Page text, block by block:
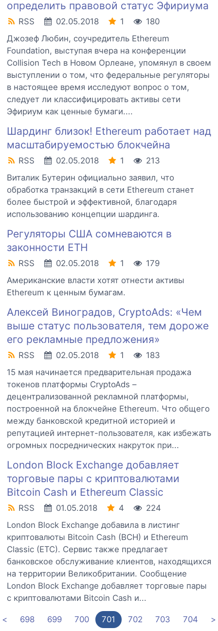
определить правовой статус Эфириума
RSS 02.05.2018 1
180
Джозеф Любин, соучредитель Ethereum
Foundation, выступая вчера на конференции
Collision Tech в Новом Орлеане, упомянул в своем
выступлении о том, что федеральные регуляторы
в настоящее время исследуют вопрос о том,
следует ли классифицировать активы сети
Эфириум как ценные бумаги....
Шардинг близок! Ethereum работает над
масштабируемостью блокчейна
RSS 02.05.2018 1
213
Виталик Бутерин официально заявил, что
обработка транзакций в сети Ethereum станет
более быстрой и эффективной, благодаря
использованию концепции шардинга.
Регуляторы США сомневаются в
законности ETH
RSS 02.05.2018 1
179
Американские власти хотят отнести активы
Ethereum к ценным бумагам.
Алексей Виноградов, CryptoAds: «Чем
выше статус пользователя, тем дороже
его рекламные предложения»
RSS 02.05.2018 1
183
15 мая начинается предварительная продажа
токенов платформы CryptoAds –
децентрализованной рекламной платформы,
построенной на блокчейне Ethereum. Что общего
между банковской кредитной историей и
репутацией интернет-пользователя, как избежать
огромных посреднических накруток при...
London Block Exchange добавляет
торговые пары с криптовалютами
Bitcoin Cash и Ethereum Classic
RSS 01.05.2018 4
224
London Block Exchange добавила в листинг
криптовалюты Bitcoin Cash (BCH) и Ethereum
Classic (ETC). Сервис также предлагает
банковское обслуживание клиентов, находящихся
на территории Великобритании. Сообщение
London Block Exchange добавляет торговые пары
с криптовалютами Bitcoin Cash и...
< 698 699 700 701 702 703 704 >